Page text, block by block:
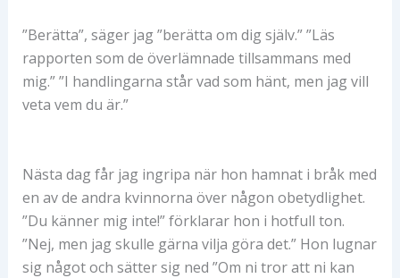
”Berätta”, säger jag ”berätta om dig själv.” ”Läs
rapporten som de överlämnade tillsammans med
mig.” ”I handlingarna står vad som hänt, men jag vill
veta vem du är.”
Nästa dag får jag ingripa när hon hamnat i bråk med
en av de andra kvinnorna över någon obetydlighet.
”Du känner mig inte!” förklarar hon i hotfull ton.
”Nej, men jag skulle gärna vilja göra det.” Hon lugnar
sig något och sätter sig ned ”Om ni tror att ni kan